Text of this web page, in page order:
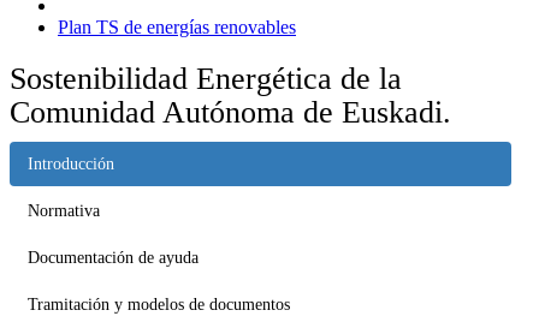
Plan TS de energías renovables
Sostenibilidad Energética de la
Comunidad Autónoma de Euskadi.
Introducción
Normativa
Documentación de ayuda
Tramitación y modelos de documentos